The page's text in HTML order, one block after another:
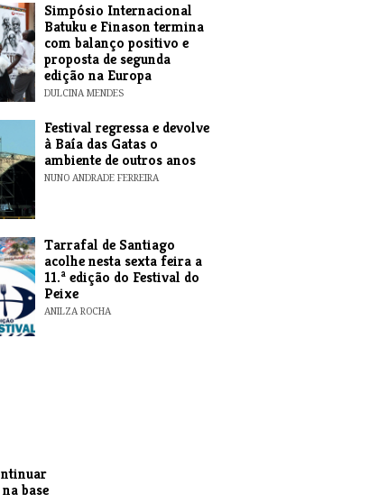
Simpósio Internacional
Batuku e Finason termina
com balanço positivo e
proposta de segunda
edição na Europa
DULCINA MENDES
Festival regressa e devolve
à Baía das Gatas o
ambiente de outros anos
NUNO ANDRADE FERREIRA
Tarrafal de Santiago
acolhe nesta sexta feira a
11.ª edição do Festival do
Peixe
ANILZA ROCHA
base